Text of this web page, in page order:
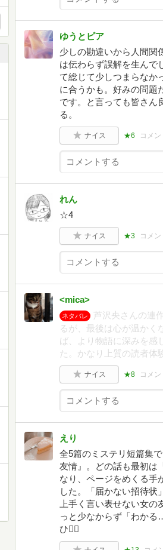
ゆうとピア
少しの勘違いから人間関
は伝わらず誤解を生んで
て総じて少しつまらなか
に合うかも。好みの問題
です。と言っても皆さん
る。
ナイス ★6 コメン
れん
☆4
ナイス ★3 コメン
<mica>
ネタバレ
芦沢央さんの連
るが、最後は心が温かく
ば、より物語に深みを感
た。かなり上質の読者体
ナイス ★8 コメン
えり
全5篇のミステリ短篇集
友情』。どの話も最初は
なり、ページをめくる手
した。「届かない招待状
上手く言い表せない女
っと少なからず「わか
ひ🙂‍↕️